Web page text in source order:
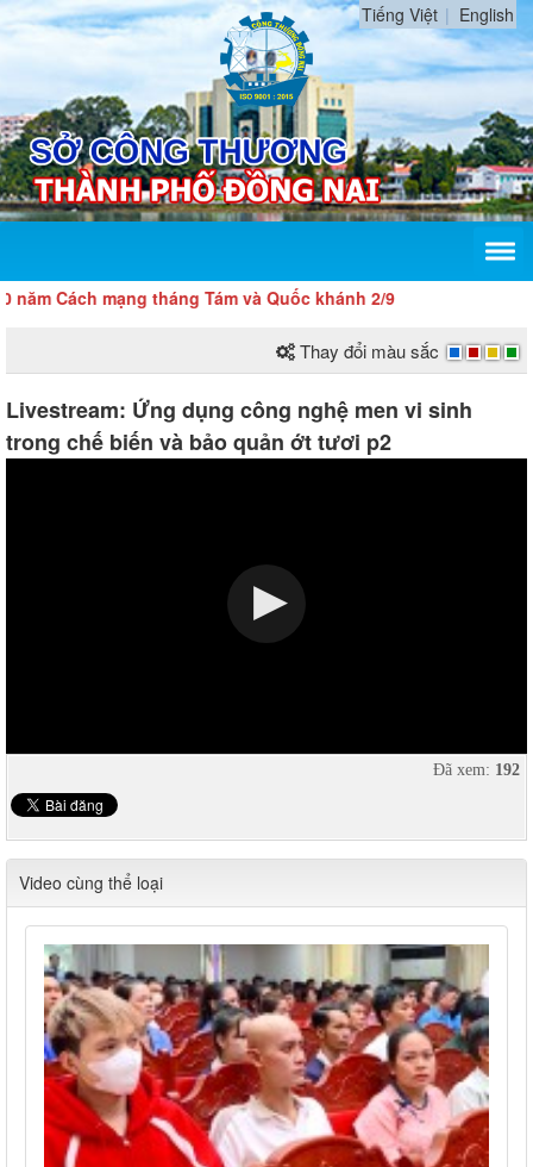
Tiếng Việt English
tháng Tám và Quốc khánh 2/9
Thay đổi màu sắc
Livestream: Ứng dụng công nghệ men vi sinh
trong chế biến và bảo quản ớt tươi p2
Đã xem: 192
Video cùng thể loại